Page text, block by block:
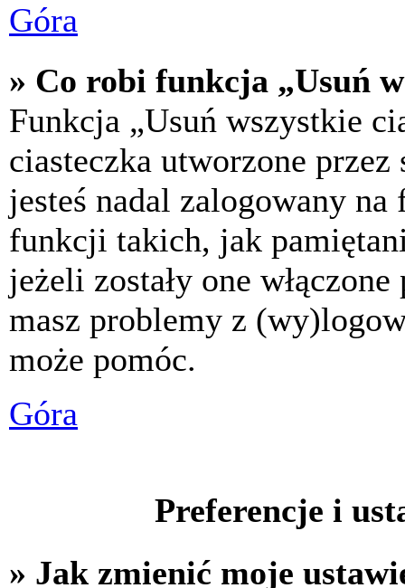
Góra
» Co robi funkcja „Usuń
Funkcja „Usuń wszystkie
ciasteczka utworzone
jesteś nadal zalogowany
funkcji takich, jak
jeżeli zostały one
masz problemy z
może pomóc.
Góra
Preferencje i
» Jak zmienić moje